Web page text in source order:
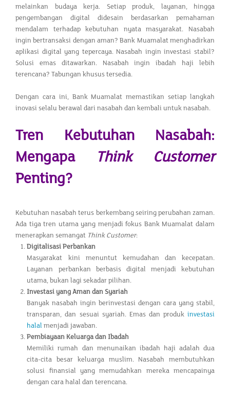
melainkan budaya kerja. Setiap produk, layanan, hingga
pengembangan digital didesain berdasarkan pemahaman
mendalam terhadap kebutuhan nyata masyarakat. Nasabah
ingin bertransaksi dengan aman? Bank Muamalat menghadirkan
aplikasi digital yang tepercaya. Nasabah ingin investasi stabil?
Solusi emas ditawarkan. Nasabah ingin ibadah haji lebih
terencana? Tabungan khusus tersedia.
Dengan cara ini, Bank Muamalat memastikan setiap langkah
inovasi selalu berawal dari nasabah dan kembali untuk nasabah.
Tren Kebutuhan Nasabah:
Mengapa
Think Customer
Penting?
Kebutuhan nasabah terus berkembang seiring perubahan zaman.
Ada tiga tren utama yang menjadi fokus Bank Muamalat dalam
menerapkan semangat Think Customer:
Digitalisasi Perbankan
Masyarakat kini menuntut kemudahan dan kecepatan.
Layanan perbankan berbasis digital menjadi kebutuhan
utama, bukan lagi sekadar pilihan.
Investasi yang Aman dan Syariah
Banyak nasabah ingin berinvestasi dengan cara yang stabil,
transparan, dan sesuai syariah. Emas dan produk investasi
halal menjadi jawaban.
Pembiayaan Keluarga dan Ibadah
Memiliki rumah dan menunaikan ibadah haji adalah dua
cita-cita besar keluarga muslim. Nasabah membutuhkan
solusi finansial yang memudahkan mereka mencapainya
dengan cara halal dan terencana.